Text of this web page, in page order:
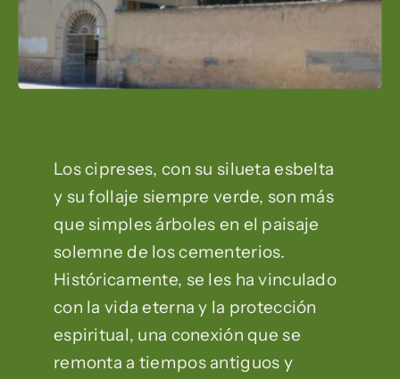
Los cipreses, con su silueta esbelta
y su follaje siempre verde, son más
que simples árboles en el paisaje
solemne de los cementerios.
Históricamente, se les ha vinculado
con la vida eterna y la protección
espiritual, una conexión que se
remonta a tiempos antiguos y